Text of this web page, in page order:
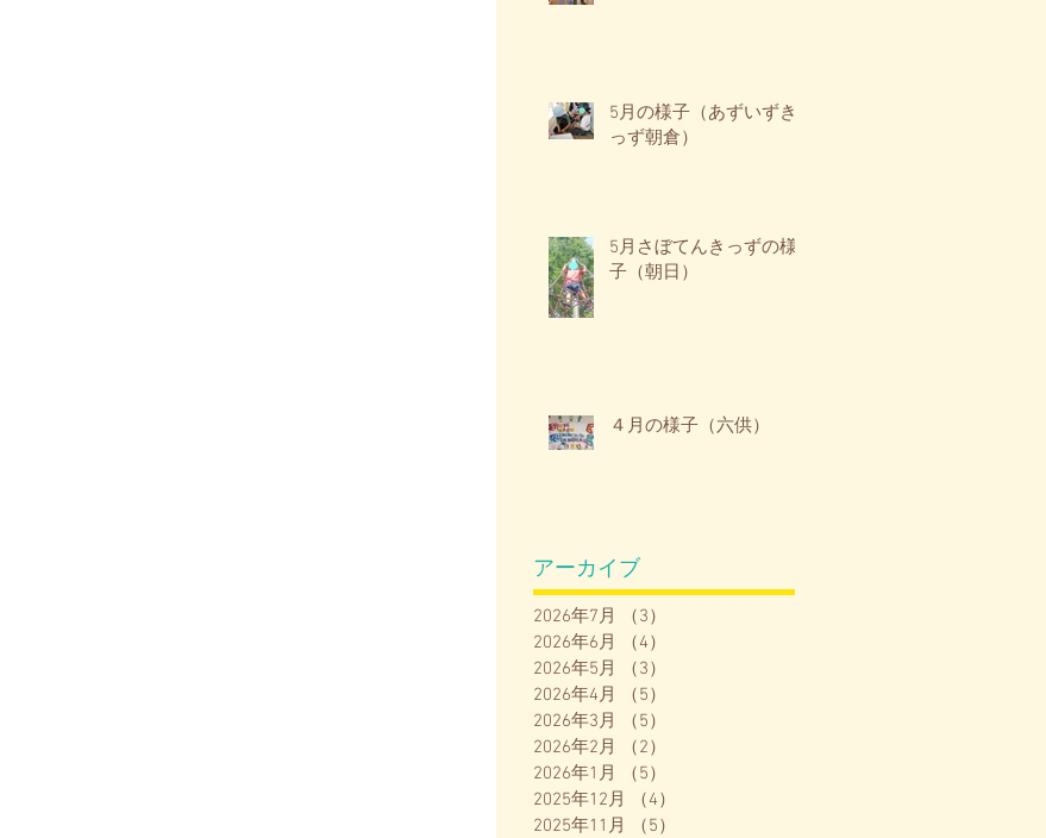
5月の様子（あずいずき
っず朝倉）
5月さぼてんきっずの様
子（朝日）
４月の様子（六供）
アーカイブ
2026年7月 （3）
2026年6月
（4）
2026年5月
（3）
2026年4月
（5）
2026年3月
（5）
2026年2月
（2）
2026年1月
（5）
2025年12月
（4）
2025年11月
（5）